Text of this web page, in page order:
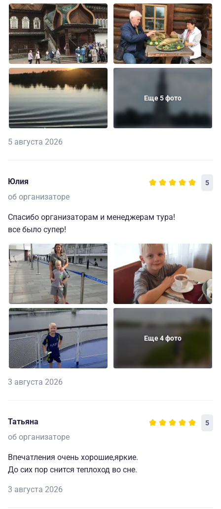
Еще 5 фото
5 августа 2026
Юлия 5
об организаторе
Спасибо организаторам и менеджерам тура!
все было супер!
Еще 4 фото
3 августа 2026
Татьяна 5
об организаторе
Впечатления очень хорошие,яркие.
До сих пор снится теплоход во сне.
3 августа 2026